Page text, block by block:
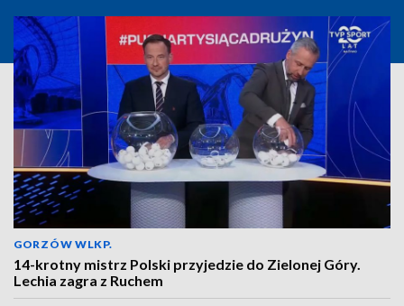
GORZÓW WLKP.
14-krotny mistrz Polski przyjedzie do Zielonej Góry.
Lechia zagra z Ruchem